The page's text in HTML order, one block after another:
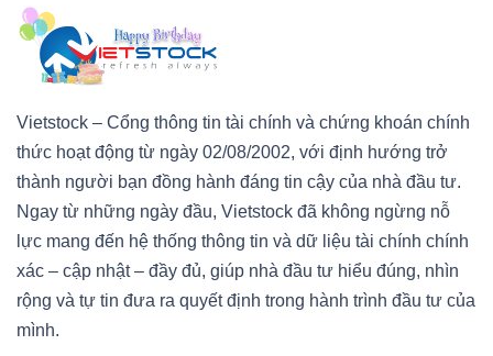
Vietstock – Cổng thông tin tài chính và chứng khoán chính
thức hoạt động từ ngày 02/08/2002, với định hướng trở
thành người bạn đồng hành đáng tin cậy của nhà đầu tư.
Ngay từ những ngày đầu, Vietstock đã không ngừng nỗ
lực mang đến hệ thống thông tin và dữ liệu tài chính chính
xác – cập nhật – đầy đủ, giúp nhà đầu tư hiểu đúng, nhìn
rộng và tự tin đưa ra quyết định trong hành trình đầu tư của
mình.